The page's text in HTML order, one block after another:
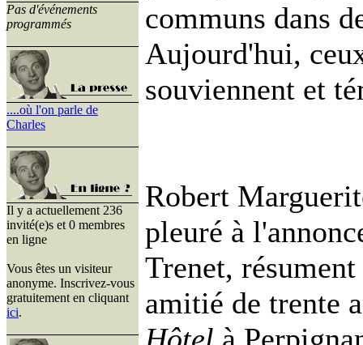
Pas d'événements
programmés
....où l'on parle de
Charles
Il y a actuellement 236
invité(e)s et 0 membres
en ligne
Vous êtes un visiteur
anonyme. Inscrivez-vous
gratuitement en cliquant
ici.
communs dans
Aujourd'hui,
souviennent et
Robert
pleuré à
Trenet,
amitié de trente